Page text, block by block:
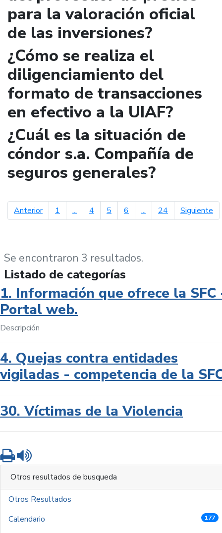
para la valoración oficial
de las inversiones?
¿Cómo se realiza el
diligenciamiento del
formato de transacciones
en efectivo a la UIAF?
¿Cuál es la situación de
cóndor s.a. Compañía de
seguros generales?
Anteriorpágina anterior
1 ... 4 5 6 ... 24 Siguiente
Se encontraron 3 resultados.
Listado de categorías
1. Información que ofrece la SFC
Portal web.
Descripción
4. Quejas contra entidades
vigiladas - competencia de la
30. Víctimas de la Violencia
Imprimir
Otros resultados de busqueda
Otros Resultados
Calendario
177